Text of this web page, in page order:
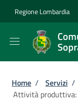
Regione Lombardia
Briciole
Home / Servizi /
Attività produttiva: